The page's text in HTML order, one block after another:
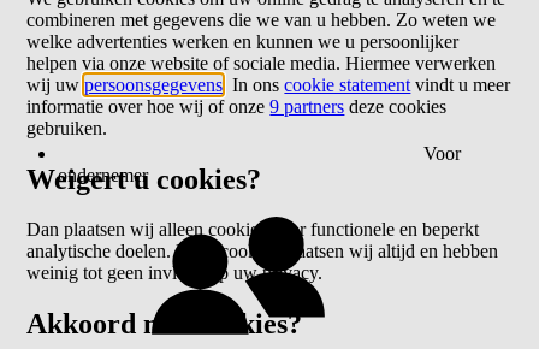
Voor
ondernemer
combineren met gegevens die we van u hebben. Zo weten we
welke advertenties werken en kunnen we u persoonlijker
helpen via onze website of sociale media. Hiermee verwerken
wij uwpersoonsgegevens . In onscookie statement vindt u meer
informatie over hoe wij of onze9 partners deze cookies
gebruiken.
Weigert u cookies?
Dan plaatsen wij alleen cookies voor functionele en beperkt
analytische doelen. Deze cookies plaatsen wij altijd en hebben
weinig tot geen invloed op uw privacy.
Akkoord met cookies?